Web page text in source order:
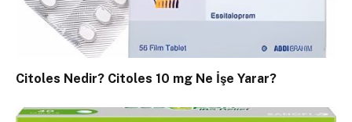
Citoles Nedir? Citoles 10 mg Ne İşe Yarar?